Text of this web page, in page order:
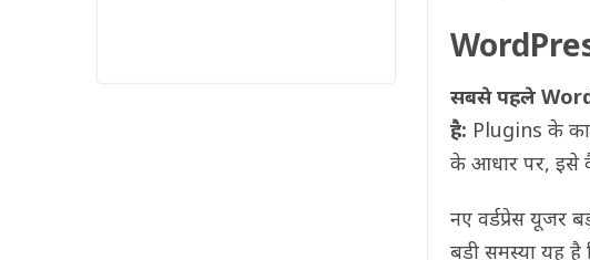
सबसे पहले
है: Plugins के
के आधार पर, इसे
नए वर्डप्रेस यूजर
बड़ी समस्या यह है